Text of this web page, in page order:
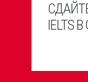
IELTS